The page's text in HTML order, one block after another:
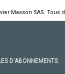
Masson SAS. Tous
D'ABONNEMENTS